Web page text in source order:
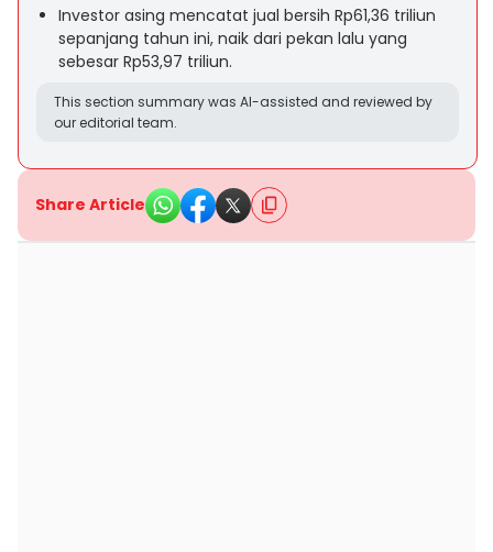
Investor asing mencatat jual bersih Rp61,36 triliun
sepanjang tahun ini, naik dari pekan lalu yang
sebesar Rp53,97 triliun.
This section summary was AI-assisted and reviewed by
our editorial team.
Share Article